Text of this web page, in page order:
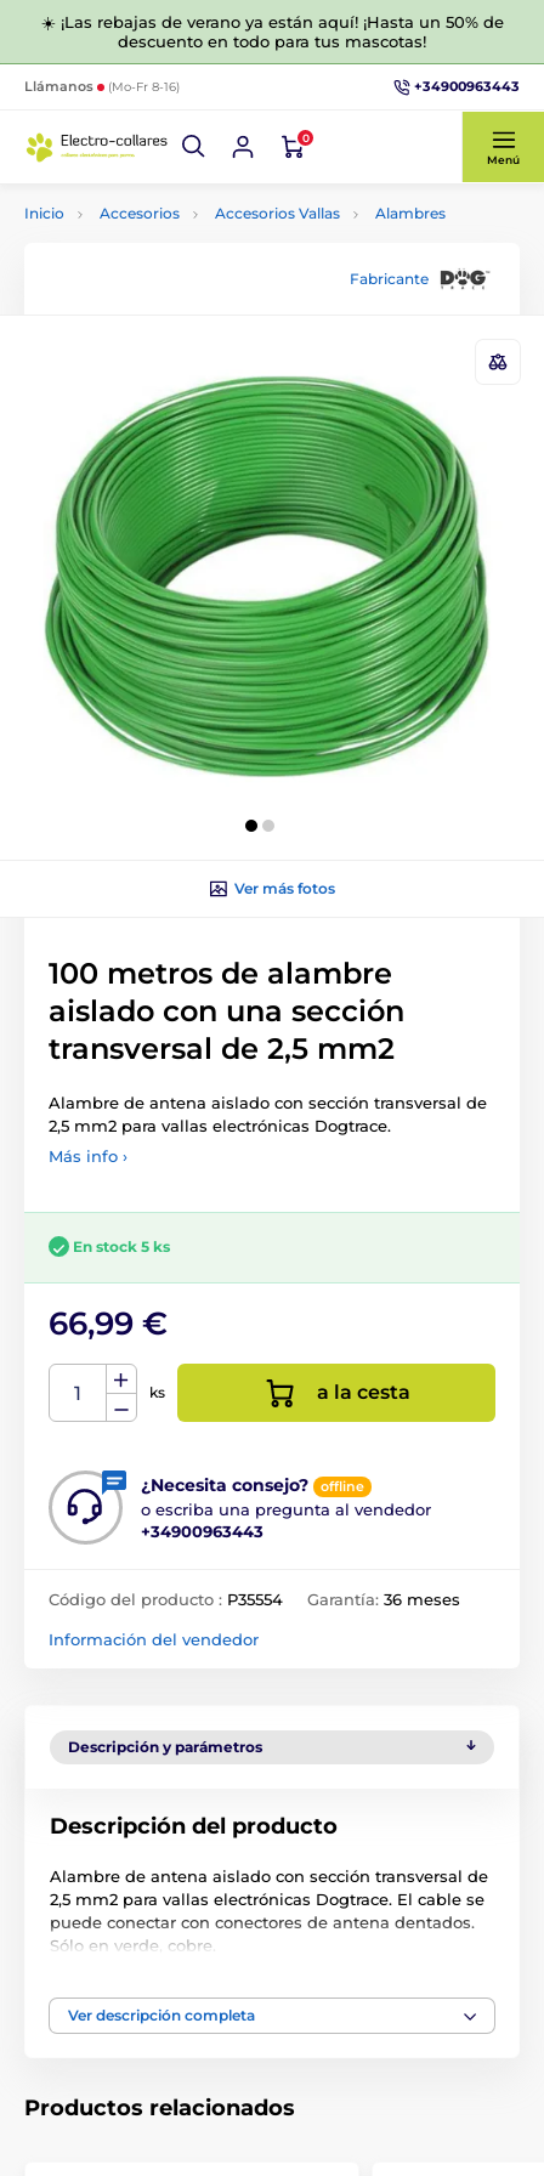
☀️ ¡Las rebajas de verano ya están aquí! ¡Hasta un 50% de
descuento en todo para tus mascotas!
Llámanos (Mo-Fr 8-16) +34900963443
0
Menú
Inicio Accesorios Accesorios Vallas Alambres
Fabricante
Ver más fotos
100 metros de alambre
aislado con una sección
transversal de 2,5 mm2
Alambre de antena aislado con sección transversal de
2,5 mm2 para vallas electrónicas Dogtrace.
Más info ›
En stock 5 ks
66,99 €
ks a la cesta
¿Necesita consejo? offline
o escriba una pregunta al vendedor
+34900963443
Código del producto : P35554 Garantía: 36 meses
Información del vendedor
Descripción y parámetros
Descripción del producto
Alambre de antena aislado con sección transversal de
2,5 mm2 para vallas electrónicas Dogtrace. El cable se
puede conectar con conectores de antena dentados.
Sólo en verde, cobre.
Modelo de valla invisible Sección transversal
0,75 mm2 1 mm2 1,5
mm2 2,5 mm2
Ver descripción completa
Productos relacionados